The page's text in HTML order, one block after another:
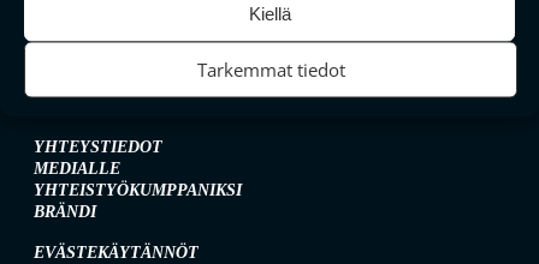
Kiellä
Tarkemmat tiedot
YHTEYSTIEDOT
MEDIALLE
YHTEISTYÖKUMPPANIKSI
BRÄNDI
EVÄSTEKÄYTÄNNÖT